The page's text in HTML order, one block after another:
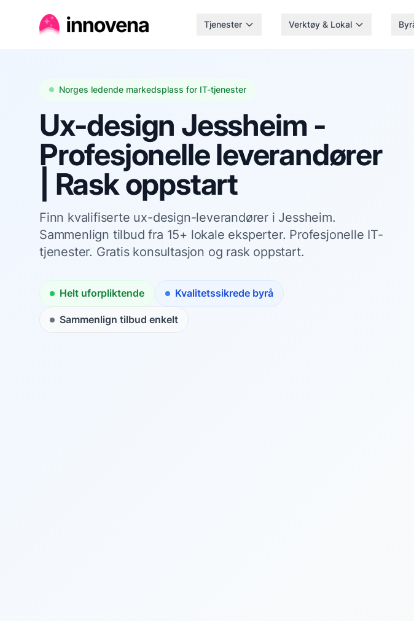
Tjenester Verktøy & Lokal
Norges ledende markedsplass for IT-tjenester
Ux-design Jessheim -
Profesjonelle leverandører
| Rask oppstart
Finn kvalifiserte ux-design-leverandører i Jessheim.
Sammenlign tilbud fra 15+ lokale eksperter. Profesjonelle IT-
tjenester. Gratis konsultasjon og rask oppstart.
Helt uforpliktende Kvalitetssikrede byrå
Sammenlign tilbud enkelt